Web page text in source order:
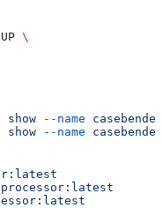
\
show --name
show --name
processor:latest